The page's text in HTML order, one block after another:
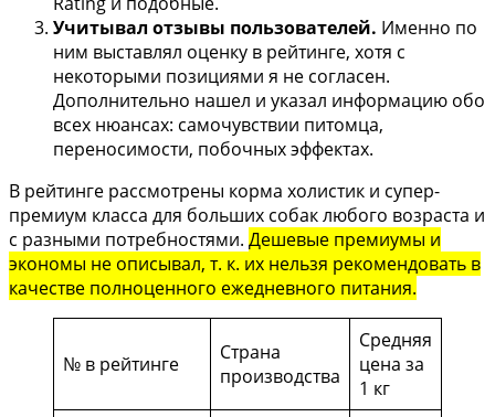
Учитывал отзывы пользователей. Именно по
ним выставлял оценку в рейтинге, хотя с
некоторыми позициями я не согласен.
Дополнительно нашел и указал информацию обо
всех нюансах: самочувствии питомца,
переносимости, побочных эффектах.
В рейтинге рассмотрены корма холистик и супер-
премиум класса для больших собак любого возраста и
с разными потребностями. Дешевые премиумы и
экономы не описывал, т. к. их нельзя рекомендовать в
качестве полноценного ежедневного питания.
№ в рейтинге
Страна
производства
Средняя
цена за
1 кг